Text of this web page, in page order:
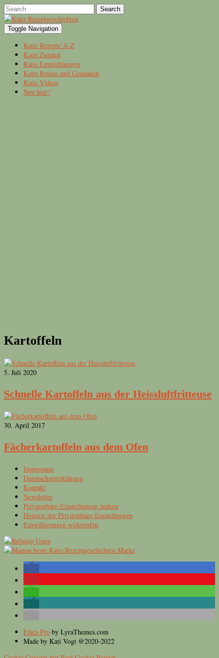
Search
Toggle Navigation
Katis Rezepte A-Z
Katis Zutaten
Katis Empfehlungen
Katis Reisen und Gedanken
Katis Videos
Neu hier?
Kartoffeln
5. Juli 2020
Schnelle Kartoffeln aus der Heissluftfritteuse
30. April 2017
Fächerkartoffeln aus dem Ofen
Impressum
Datenschutzerklärung
Kontakt
Newsletter
Privatsphäre-Einstellungen ändern
Historie der Privatsphäre-Einstellungen
Einwilligungen widerrufen
Elara Pro by LyraThemes.com
Made by Kati Vogt @2020-2022